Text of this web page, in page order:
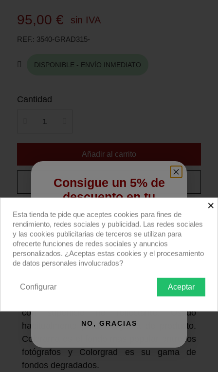
95,00 € sin IVA
REF. 3540-GRAD315-
DISPONIBLE - ENVÍO INMEDIATO
Cantidad
Añadir al carrito
Compra ahora
Fondo Colorgrad 315 de color degradado de
blanco a cielo, 110x170cm, de Colorama.
Descripción producto Devoluciones
de color degradado de blanco a cielo
Papel de alta calidad,
con superficie no reflectante. Usado
habitualmente para fotografía de producto.
Colorama es el fondo más popular entre los
fotógrafos y Colorgrad es su gama de
fondos degradados.
×
Esta tienda te pide que aceptes cookies para fines de
rendimiento, redes sociales y publicidad. Las redes sociales
y las cookies publicitarias de terceros se utilizan para
ofrecerte funciones de redes sociales y anuncios
personalizados. ¿Aceptas estas cookies y el procesamiento
de datos personales involucrados?
Aceptar
Configurar
Consigue un 5% de
descuento en tu
primera compra
Regístrate para recibir el descuento.
Email
NO, GRACIAS